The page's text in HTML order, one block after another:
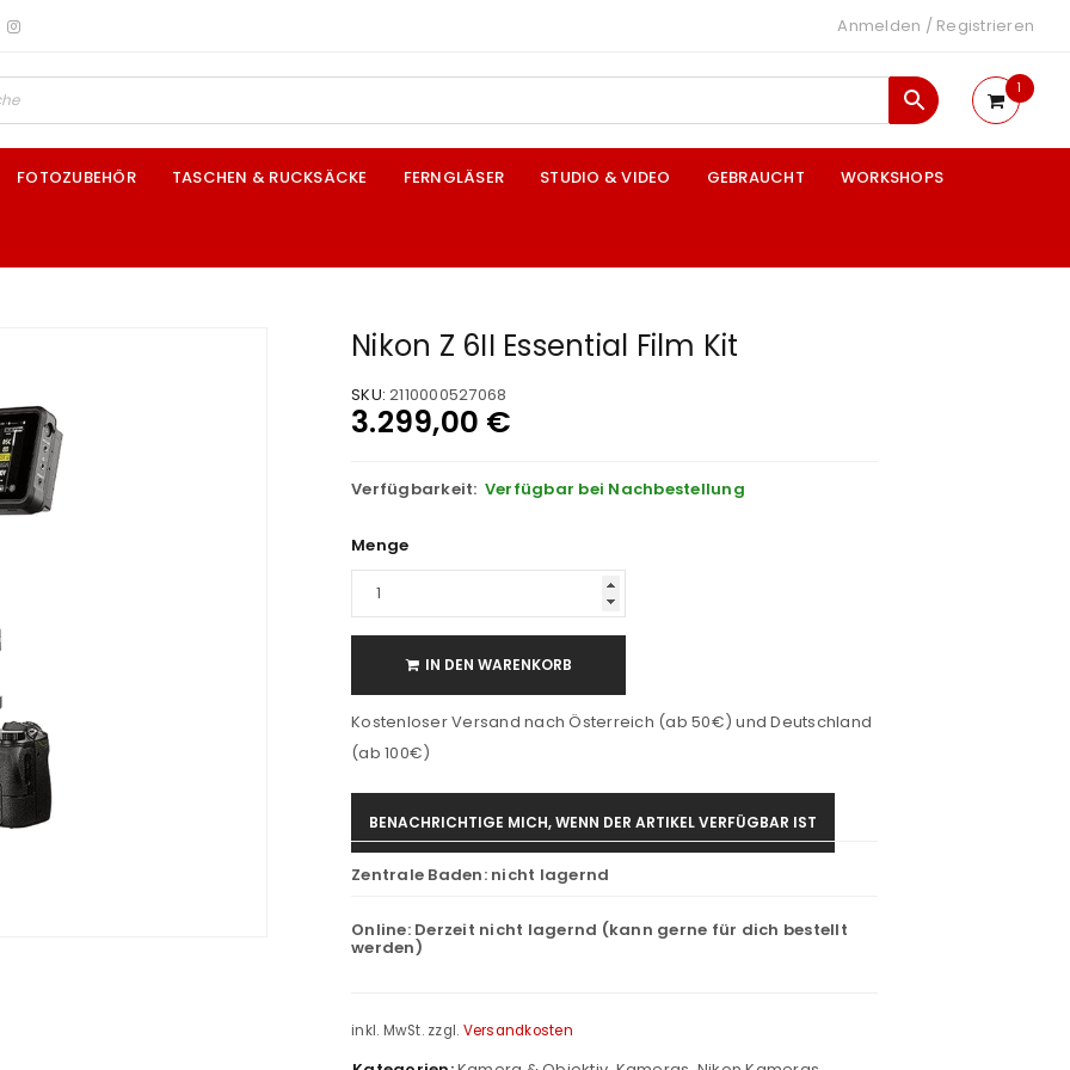
Anmelden / Registrieren
1
FOTOZUBEHÖR TASCHEN & RUCKSÄCKE FERNGLÄSER STUDIO & VIDEO GEBRAUCHT WORKSHOPS
Nikon Z 6II Essential Film Kit
SKU: 2110000527068
3.299,00 €
Verfügbarkeit: Verfügbar bei Nachbestellung
Menge
IN DEN WARENKORB
Kostenloser Versand nach Österreich (ab 50€) und Deutschland
(ab 100€)
BENACHRICHTIGE MICH, WENN DER ARTIKEL VERFÜGBAR IST
Zentrale Baden: nicht lagernd
Online: Derzeit nicht lagernd (kann gerne für dich bestellt
werden)
inkl. MwSt. zzgl. Versandkosten